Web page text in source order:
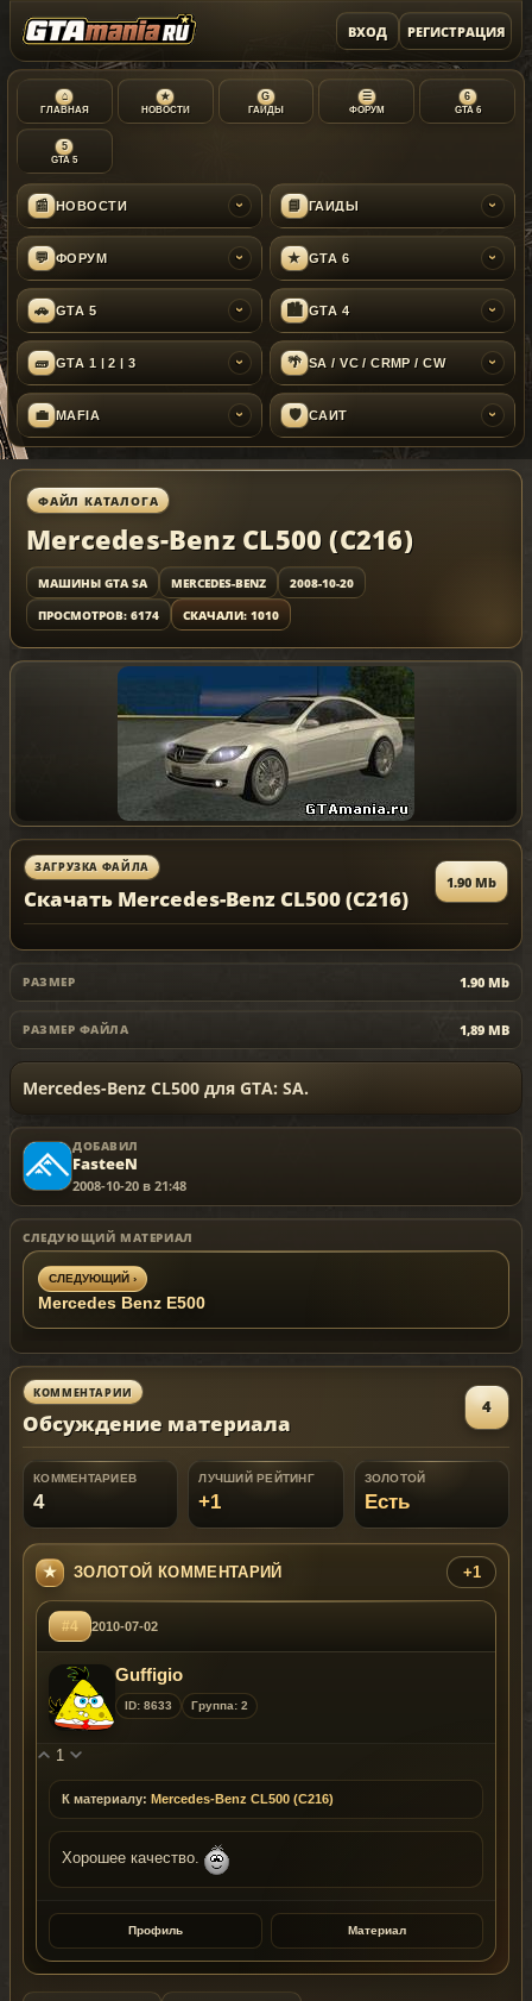
ВХОД РЕГИСТРАЦИЯ
⌂
ГЛАВНАЯ
★
НОВОСТИ
G
ГАЙДЫ
☰
ФОРУМ
6
GTA 6
5
GTA 5
📰 НОВОСТИ › 📘 ГАЙДЫ ›
💬 ФОРУМ › ★ GTA 6 ›
🚗 GTA 5 › 🏙 GTA 4 ›
🧱 GTA 1 | 2 | 3 › 🌴 SA / VC / CRMP / CW ›
💼 MAFIA › 🛡 САЙТ ›
ФАЙЛ КАТАЛОГА
Mercedes-Benz CL500 (C216)
МАШИНЫ GTA SA MERCEDES-BENZ
2008-10-20
ПРОСМОТРОВ: 6174
СКАЧАЛИ: 1010
ЗАГРУЗКА ФАЙЛА
Скачать Mercedes-Benz CL500 (C216)
1.90 Mb
РАЗМЕР 1.90 Mb
РАЗМЕР ФАЙЛА 1,89 MB
Mercedes-Benz CL500 для GTA: SA.
ДОБАВИЛ
FasteeN
2008-10-20 в 21:48
СЛЕДУЮЩИЙ МАТЕРИАЛ
СЛЕДУЮЩИЙ ›
Mercedes Benz E500
КОММЕНТАРИИ
Обсуждение материала
4
КОММЕНТАРИЕВ
4
ЛУЧШИЙ РЕЙТИНГ
+1
ЗОЛОТОЙ
Есть
ЗОЛОТОЙ КОММЕНТАРИЙ +1
#4 2010-07-02
Guffigio
ID: 8633 Группа: 2
1
К материалу: Mercedes-Benz CL500 (C216)
Хорошее качество.
Профиль Материал